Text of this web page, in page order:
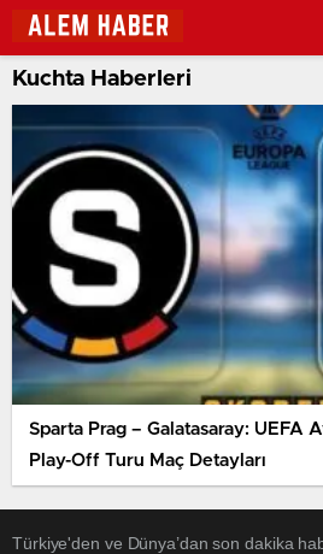
Kuchta Haberleri
Sparta Prag – Galatasaray: UEFA
Play-Off Turu Maç Detayları
Türkiye'den ve Dünya’dan son dakika